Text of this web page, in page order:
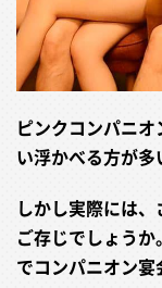
ピンクコンパニ
い浮かべる方が多
しかし実際には
ご存じでしょう
でコンパニオン宴